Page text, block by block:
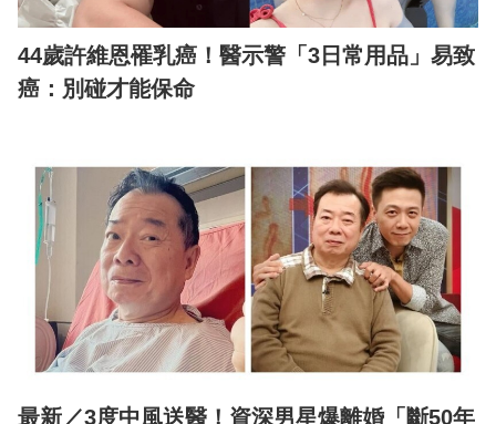
44歲許維恩罹乳癌！醫示警「3日常用品」易致
癌：別碰才能保命
最新／3度中風送醫！資深男星爆離婚「斷50年